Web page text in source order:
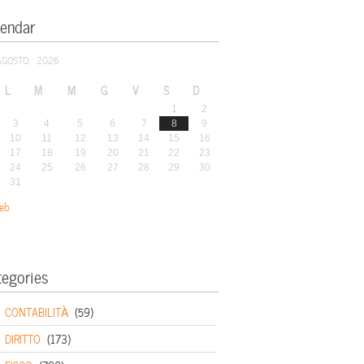
2026
L M M G V S D
1
2
3
4 5 6 7 8
9
10
11 12 13 14 15
16
17
18 19 20 21 22
23
24
25 26 27 28 29
30
31
CONTABILITÀ (59)
DIRITTO (173)